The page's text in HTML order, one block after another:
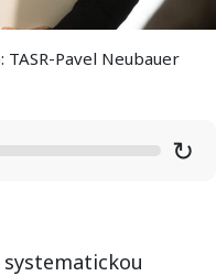
Pavel Neubauer
↻